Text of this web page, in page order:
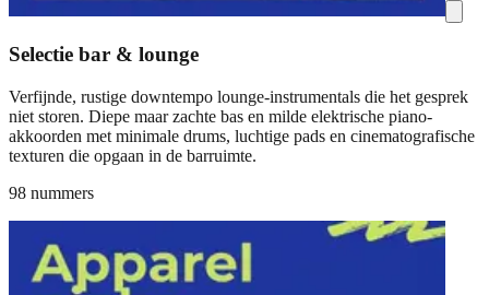
Selectie bar & lounge
Verfijnde, rustige downtempo lounge-instrumentals die het gesprek
niet storen. Diepe maar zachte bas en milde elektrische piano-
akkoorden met minimale drums, luchtige pads en cinematografische
texturen die opgaan in de barruimte.
98 nummers